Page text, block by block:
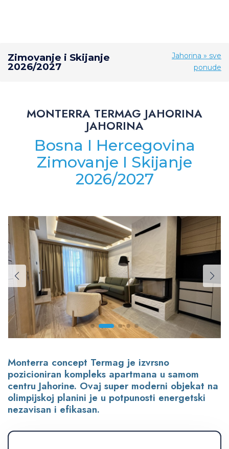
Zimovanje i Skijanje
2026/2027
Jahorina » sve
ponude
MONTERRA TERMAG JAHORINA
JAHORINA
Bosna I Hercegovina
Zimovanje I Skijanje
2026/2027
Monterra concept Termag je izvrsno
pozicioniran kompleks apartmana u samom
centru Jahorine. Ovaj super moderni objekat na
olimpijskoj planini je u potpunosti energetski
nezavisan i efikasan.